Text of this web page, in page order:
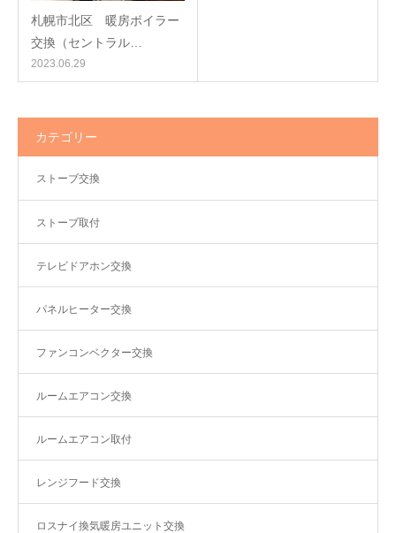
札幌市北区 暖房ボイラー
交換（セントラル…
2023.06.29
カテゴリー
ストーブ交換
ストーブ取付
テレビドアホン交換
パネルヒーター交換
ファンコンベクター交換
ルームエアコン交換
ルームエアコン取付
レンジフード交換
ロスナイ換気暖房ユニット交換